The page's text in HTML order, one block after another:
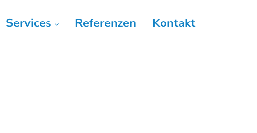
Services Referenzen Kontakt